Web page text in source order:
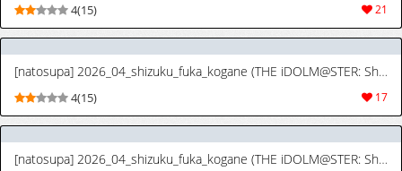
21
4(15)
[natosupa] 2026_04_shizuku_fuka_kogane (THE iDOLM@STER: Shiny Colors)
17
4(15)
[natosupa] 2026_04_shizuku_fuka_kogane (THE iDOLM@STER: Shiny Colors)